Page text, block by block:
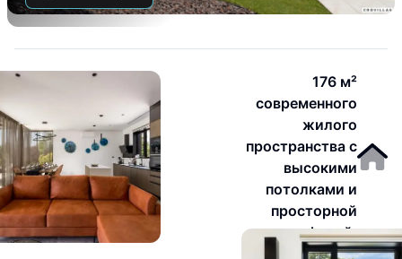
176 м²
современного
жилого
пространства с
высокими
потолками и
просторной
атмосферой.